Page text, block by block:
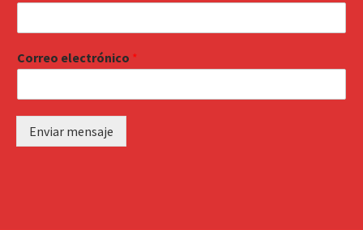
Correo electrónico *
Enviar mensaje